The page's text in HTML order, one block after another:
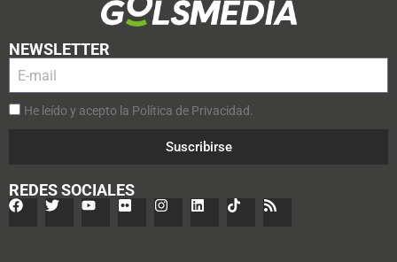
NEWSLETTER
He leído y acepto la Política de Privacidad.
Suscribirse
REDES SOCIALES